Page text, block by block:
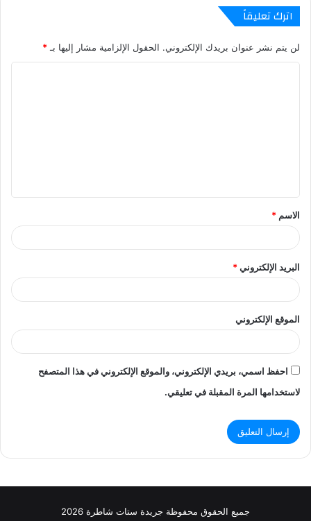
اترك تعليقاً
لن يتم نشر عنوان بريدك الإلكتروني. الحقول الإلزامية مشار إليها بـ *
ق
*
الاسم *
البريد الإلكتروني*
الموقع الإلكتروني
احفظ اسمي، بريدي الإلكتروني، والموقع الإلكتروني في هذا المتصفح
لاستخدامها المرة المقبلة في تعليقي.
جميع الحقوق محفوظة جريدة ستات شاطرة 2026